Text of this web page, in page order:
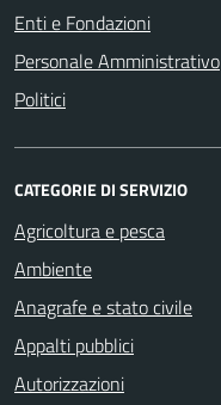
Enti e Fondazioni
Personale Amministrativo
Politici
CATEGORIE DI SERVIZIO
Agricoltura e pesca
Ambiente
Anagrafe e stato civile
Appalti pubblici
Autorizzazioni